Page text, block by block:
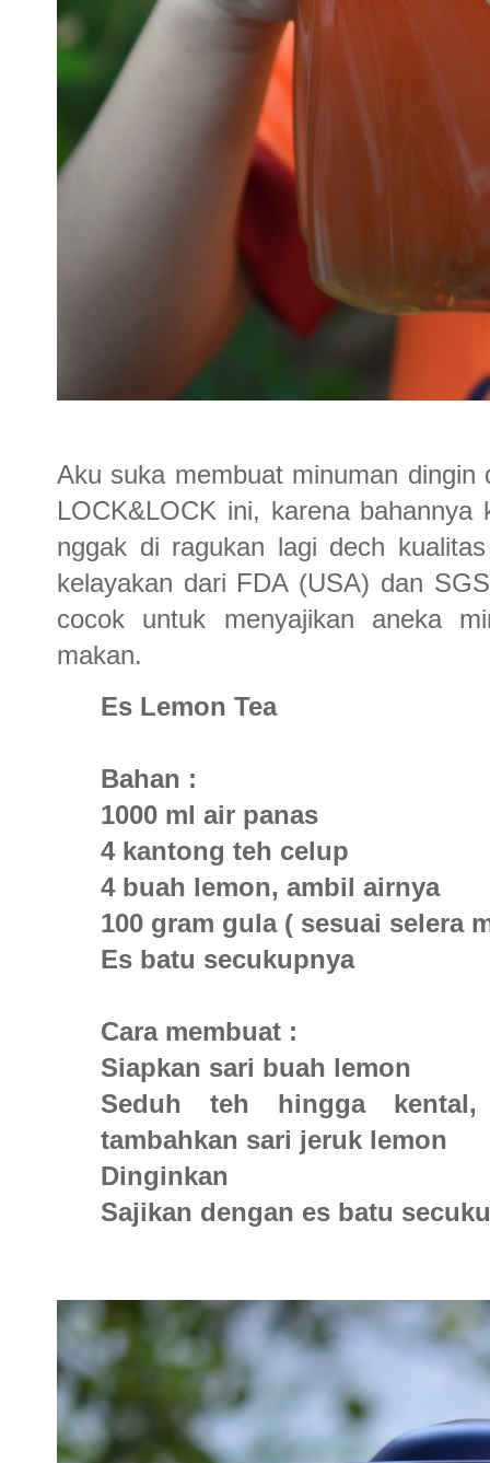
Aku suka membuat minuman
LOCK&LOCK ini, karena
nggak di ragukan lagi dech
kelayakan dari FDA (USA) dan
cocok untuk menyajikan aneka
makan.
Es Lemon Tea
Bahan :
1000 ml air panas
4 kantong teh celup
4 buah lemon, ambil airnya
100 gram gula ( sesuai selera
Es batu secukupnya
Cara membuat :
Siapkan sari buah lemon
Seduh teh hingga
tambahkan sari jeruk lemon
Dinginkan
Sajikan dengan es batu